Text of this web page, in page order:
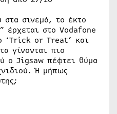
στα σινεμά, το έκτο
έρχεται στο Vodafone
‘Trick or Treat’ και
γίνονται πιο
ο Jigsaw πέφτει θύμα
Ή μήπως